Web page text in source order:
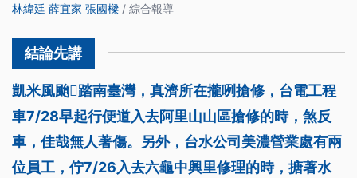
林緯廷 薛宜家 張國樑 / 綜合報導
凱米風颱𧿬踏南臺灣，真濟所在攏咧搶修，台電工程
車7/28早起行便道入去阿里山山區搶修的時，煞反
車，佳哉無人著傷。另外，台水公司美濃營業處有兩
位員工，佇7/26入去六龜中興里修理的時，搪著水